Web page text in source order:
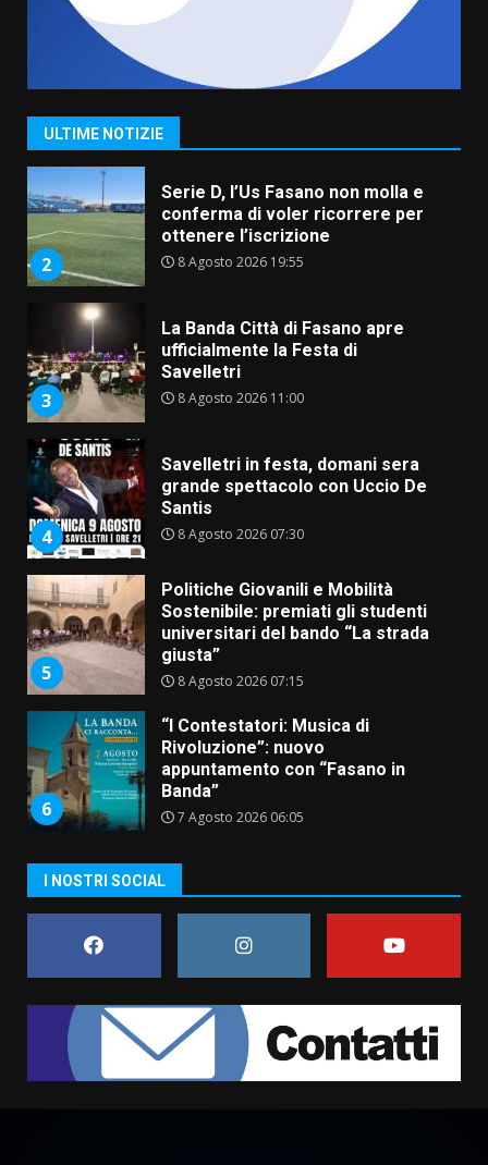
ULTIME NOTIZIE
1
Grande successo per la “Sagra
del Pesce Spada” a Savelletri
9 Agosto 2026 07:32
2
Serie D, l’Us Fasano non molla e
conferma di voler ricorrere per
ottenere l’iscrizione
8 Agosto 2026 19:55
3
La Banda Città di Fasano apre
ufficialmente la Festa di
Savelletri
8 Agosto 2026 11:00
4
Savelletri in festa, domani sera
grande spettacolo con Uccio De
Santis
8 Agosto 2026 07:30
5
Politiche Giovanili e Mobilità
Sostenibile: premiati gli studenti
universitari del bando “La strada
giusta”
8 Agosto 2026 07:15
6
“I Contestatori: Musica di
Rivoluzione”: nuovo
appuntamento con “Fasano in
Banda”
7 Agosto 2026 06:05
amarezza per esclusione dal
campionato di calcio”
7 Agosto 2026 06:00
1
Grande successo per la “Sagra
del Pesce Spada” a Savelletri
9 Agosto 2026 07:32
I NOSTRI SOCIAL